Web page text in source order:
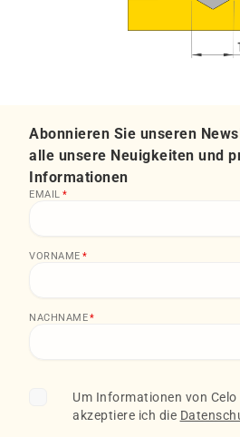
Abonnieren Sie unseren
alle unsere Neuigkeiten und
Informationen
EMAIL *
VORNAME *
NACHNAME*
Um Informationen von Celo
akzeptiere ich die